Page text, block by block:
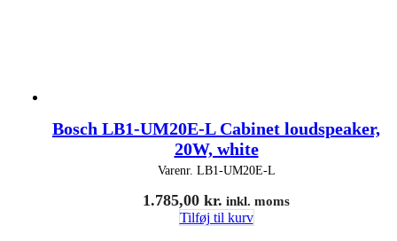
Bosch LB1-UM20E-L Cabinet loudspeaker,
20W, white
Varenr. LB1-UM20E-L
1.785,00 kr. inkl. moms
Tilføj til kurv